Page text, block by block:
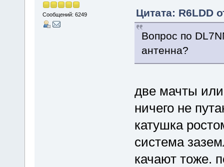
Сообщений: 6249
Цитата: R6LDD
Вопрос по
антенна?
две мачты
ничего не
катушка
система
качают тоже.